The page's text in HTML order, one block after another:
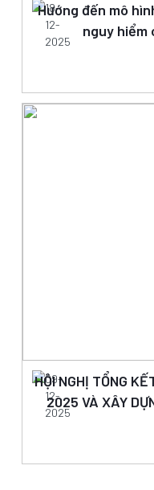
Hướng đến mô
nguy hiểm
18-
12-
2025
HỘI NGHỊ TỔNG
2025 VÀ XÂY
09-
12-
2025